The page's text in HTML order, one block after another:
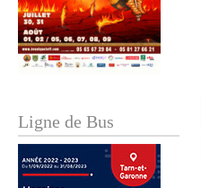
Ligne de Bus